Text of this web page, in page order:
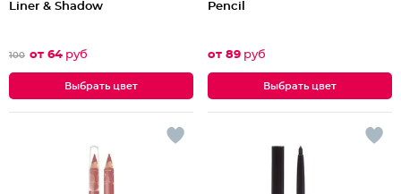
Liner & Shadow
100 от 64 руб
Выбрать цвет
Pencil
от 89 руб
Выбрать цвет